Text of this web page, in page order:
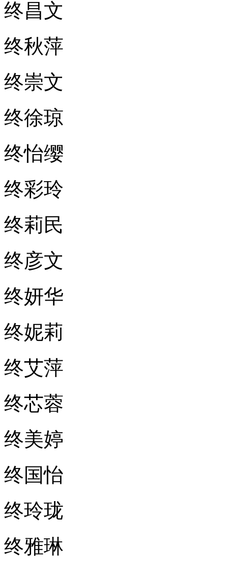
终昌文
终秋萍
终崇文
终徐琼
终怡缨
终彩玲
终莉民
终彦文
终妍华
终妮莉
终艾萍
终芯蓉
终美婷
终国怡
终玲珑
终雅琳